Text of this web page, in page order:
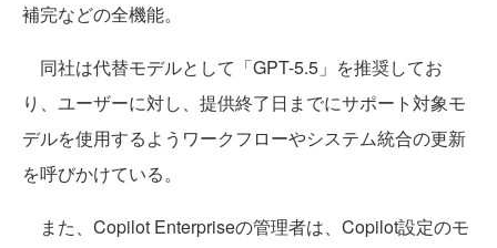
補完などの全機能。
同社は代替モデルとして「GPT-5.5」を推奨してお
り、ユーザーに対し、提供終了日までにサポート対象モ
デルを使用するようワークフローやシステム統合の更新
を呼びかけている。
また、Copilot Enterpriseの管理者は、Copilot設定のモ